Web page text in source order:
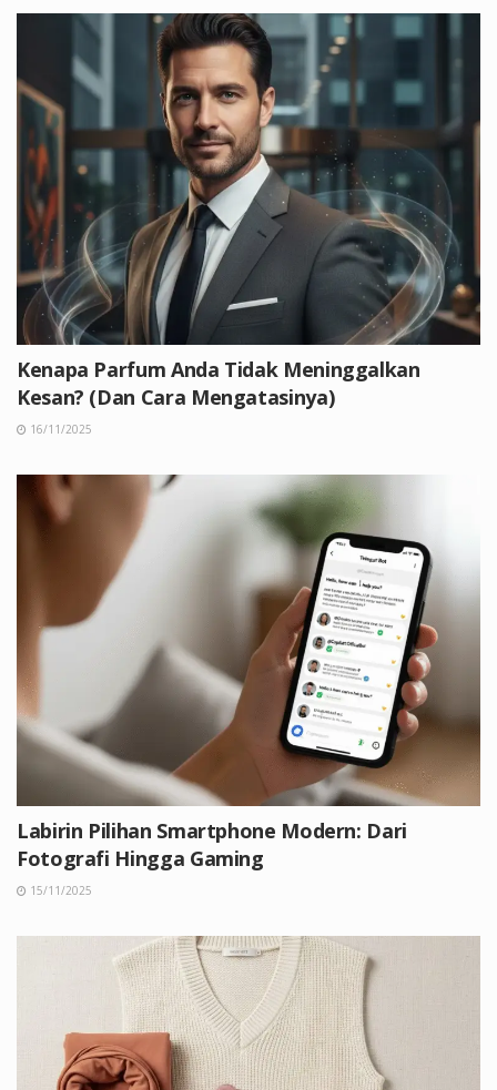
Kenapa Parfum Anda Tidak Meninggalkan
Kesan? (Dan Cara Mengatasinya)
16/11/2025
Labirin Pilihan Smartphone Modern: Dari
Fotografi Hingga Gaming
15/11/2025